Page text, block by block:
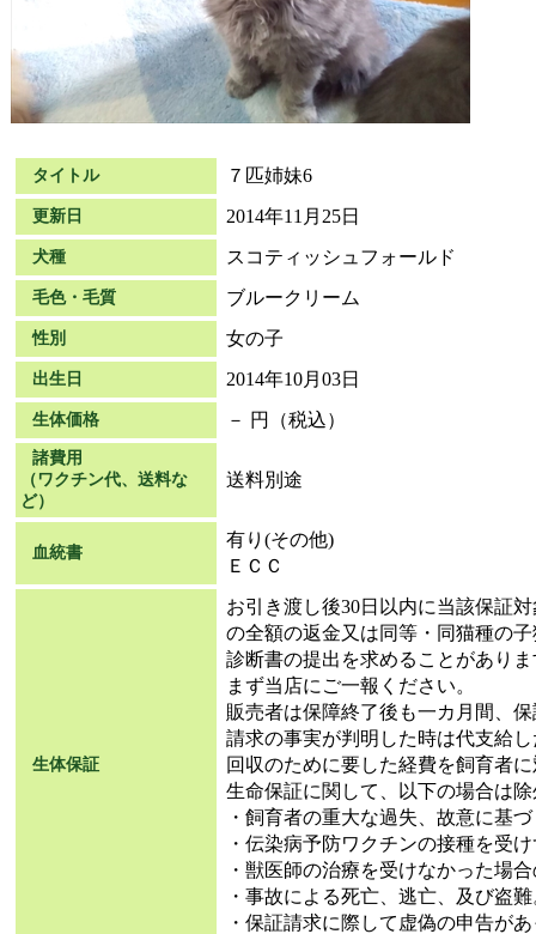
タイトル ７匹姉妹6
更新日 2014年11月25日
犬種 スコティッシュフォールド
毛色・毛質 ブルークリーム
性別 女の子
出生日 2014年10月03日
生体価格 － 円（税込）
諸費用
（ワクチン代、送料な
ど）
送料別途
血統書
有り(その他)
ＥＣＣ
生体保証
お引き渡し後30日以内に当該保証
の全額の返金又は同等・同猫種の
診断書の提出を求めることがあり
まず当店にご一報ください。
販売者は保障終了後も一カ月間、
請求の事実が判明した時は代支給
回収のために要した経費を飼育者
生命保証に関して、以下の場合は
・飼育者の重大な過失、故意に基
・伝染病予防ワクチンの接種を受
・獣医師の治療を受けなかった場
・事故による死亡、逃亡、及び盗
・保証請求に際して虚偽の申告が